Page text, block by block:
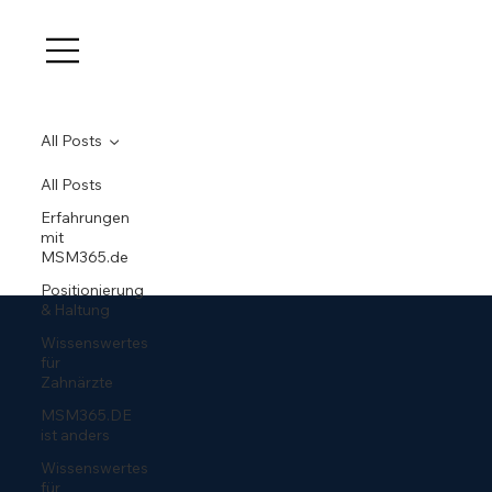
All Posts
Erfahrungen
mit
MSM365.de
Positionierung
& Haltung
Wissenswertes
für
Zahnärzte
MSM365.DE
ist anders
Wissenswertes
für
All Posts